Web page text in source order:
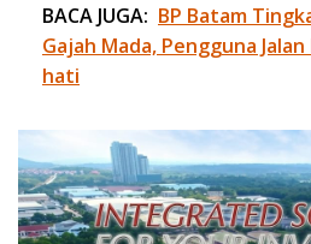
BACA JUGA: BP Batam
Gajah Mada, Pengguna
hati